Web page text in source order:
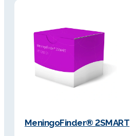
MeningoFinder® 2SMART